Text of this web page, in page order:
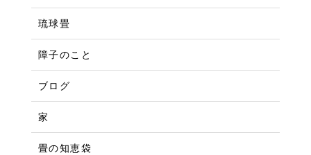
琉球畳
障子のこと
ブログ
家
畳の知恵袋